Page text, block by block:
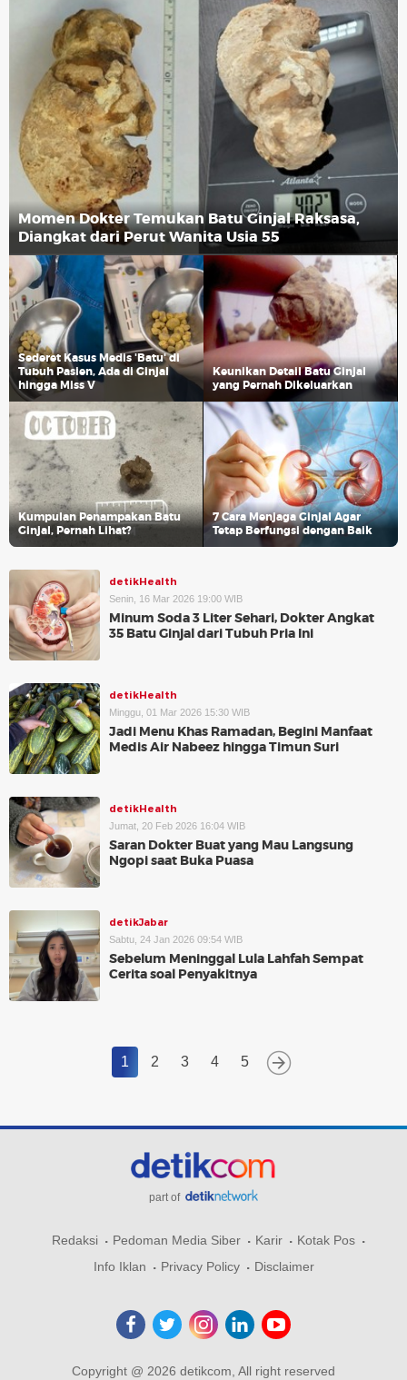
Momen Dokter Temukan Batu Ginjal Raksasa,
Diangkat dari Perut Wanita Usia 55
Sederet Kasus Medis 'Batu' di
Tubuh Pasien, Ada di Ginjal
hingga Miss V
Keunikan Detail Batu Ginjal
yang Pernah Dikeluarkan
Kumpulan Penampakan Batu
Ginjal, Pernah Lihat?
7 Cara Menjaga Ginjal Agar
Tetap Berfungsi dengan Baik
detikHealth
Senin, 16 Mar 2026 19:00 WIB
Minum Soda 3 Liter Sehari, Dokter Angkat
35 Batu Ginjal dari Tubuh Pria Ini
detikHealth
Minggu, 01 Mar 2026 15:30 WIB
Jadi Menu Khas Ramadan, Begini Manfaat
Medis Air Nabeez hingga Timun Suri
detikHealth
Jumat, 20 Feb 2026 16:04 WIB
Saran Dokter Buat yang Mau Langsung
Ngopi saat Buka Puasa
detikJabar
Sabtu, 24 Jan 2026 09:54 WIB
Sebelum Meninggal Lula Lahfah Sempat
Cerita soal Penyakitnya
1 2 3 4 5
part of
Redaksi Pedoman Media Siber Karir
Kotak Pos
Info Iklan
Privacy Policy Disclaimer
Copyright @ 2026 detikcom, All right reserved